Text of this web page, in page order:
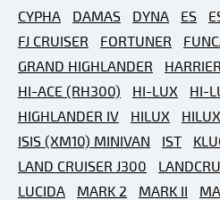
CYPHA
DAMAS DYNA ES
FJ CRUISER
FORTUNER
GRAND HIGHLANDER
HARRIER
HI-ACE (RH300)
HI-LUX HI-
HIGHLANDER IV
HILUX
ISIS (XM10) MINIVAN
IST
LAND CRUISER J300
LUCIDA
MARK 2 MARK II